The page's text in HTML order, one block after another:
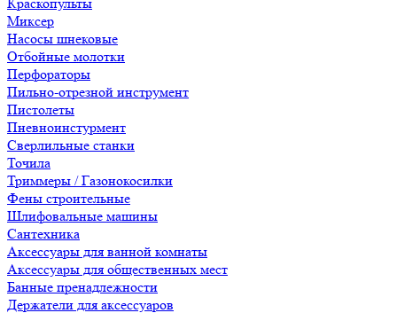
Миксер
Насосы шнековые
Отбойные молотки
Перфораторы
Пильно-отрезной инструмент
Пистолеты
Пневноинстурмент
Сверлильные станки
Точила
Триммеры / Газонокосилки
Фены строительные
Шлифовальные машины
Сантехника
Аксессуары для ванной комнаты
Аксессуары для общественных мест
Банные пренадлежности
Держатели для аксессуаров